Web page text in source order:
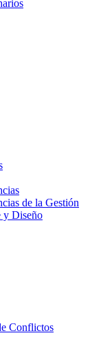
de la Gestión
y Diseño
Conflictos